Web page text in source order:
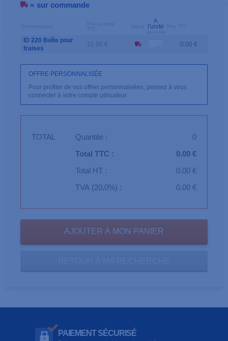
= sur commande
A
l'unité
ID 220 Boîte pour
fraises
22.00 € 0.00 €
OFFRE PERSONNALISÉE
Pour profiter de vos offres personnalisées, pensez à vous
connecter à votre compte utilisateur.
TOTAL Quantité :
0
Total TTC :
0.00 €
Total HT :
0.00 €
TVA (20,0%) :
0.00 €
PAIEMENT SÉCURISÉ